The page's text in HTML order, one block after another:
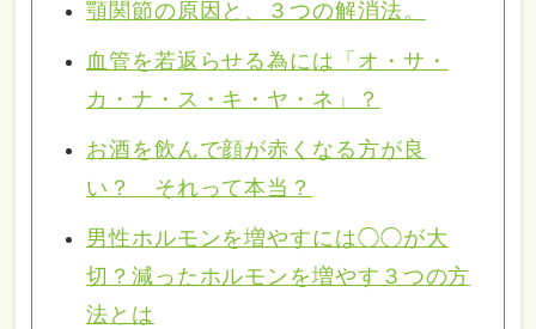
顎関節の原因と、３つの解消法。
血管を若返らせる為には「オ・サ・
カ・ナ・ス・キ・ヤ・ネ」？
お酒を飲んで顔が赤くなる方が良
い？ それって本当？
男性ホルモンを増やすには◯◯が大
切？減ったホルモンを増やす３つの方
法とは